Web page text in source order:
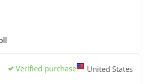
Verified purchase United States